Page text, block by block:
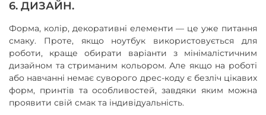
6. ДИЗАЙН.
Форма, колір, декоративні елементи — це уже питання
смаку. Проте, якщо ноутбук використовується для
роботи, краще обирати варіанти з мінімалістичним
дизайном та стриманим кольором. Але якщо на роботі
або навчанні немає суворого дрес-коду є безліч цікавих
форм, принтів та особливостей, завдяки яким можна
проявити свій смак та індивідуальність.